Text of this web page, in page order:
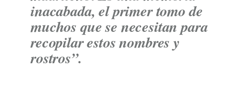
inacabada, el primer tomo de
muchos que se necesitan para
recopilar estos nombres y
rostros”.